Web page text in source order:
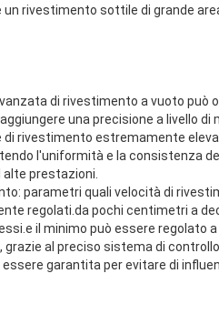
rivestimento sottile di grande
di rivestimento a vuoto può
una precisione a livello di
rivestimento estremamente
l'uniformità e la consistenza
prestazioni.
parametri quali velocità di
regolati.da pochi centimetri a
il minimo può essere regolato
al preciso sistema di
garantita per evitare di